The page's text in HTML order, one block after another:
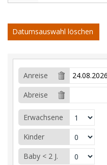
Datumsauswahl löschen
Anreise
Abreise
Erwachsene
Kinder
Baby < 2 J.